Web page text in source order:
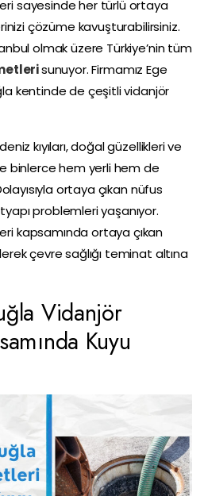
sayesinde her türlü ortaya
çözüme kavuşturabilirsiniz.
olmak üzere Türkiye’nin tüm
sunuyor. Firmamız Ege
kentinde de çeşitli vidanjör
kıyıları, doğal güzellikleri ve
binlerce hem yerli hem de
ortaya çıkan nüfus
problemleri yaşanıyor.
kapsamında ortaya çıkan
çevre sağlığı teminat altına
Vidanjör
Kuyu